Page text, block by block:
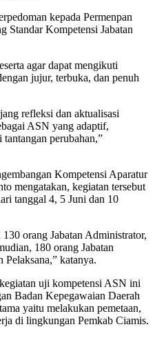
kepada Permenpan
Standar Kompetensi Jabatan
agar dapat mengikuti
jujur, terbuka, dan penuh
refleksi dan aktualisasi
ASN yang adaptif,
perubahan,”
Kompetensi Aparatur
mengatakan, kegiatan tersebut
tanggal 4, 5 Juni dan 10
orang Jabatan Administrator,
180 orang Jabatan
Pelaksana,” katanya.
uji kompetensi ASN ini
Badan Kepegawaian Daerah
yaitu melakukan pemetaan,
di lingkungan Pemkab Ciamis.